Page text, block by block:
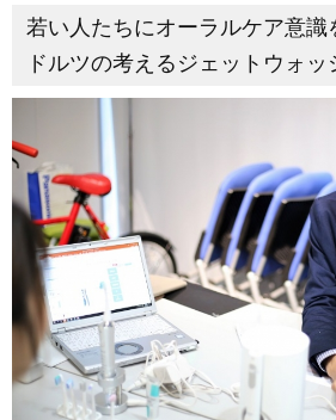
若い人たちにオーラルケア意識
ドルツの考えるジェットウォッ